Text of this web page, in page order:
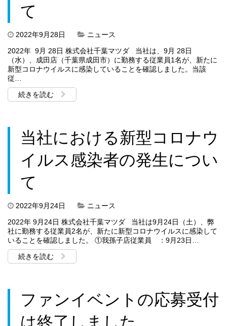
て
2022年9月28日
ニュース
2022年 9月 28日 株式会社千葉マツダ 当社は、9月 28日
（水）、成田店（千葉県成田市）に勤務する従業員1名が、新たに
新型コロナウイルスに感染していることを確認しました。当該
従…
続きを読む
当社における新型コロナウ
イルス感染者の発生につい
て
2022年9月24日
ニュース
2022年 9月24日 株式会社千葉マツダ 当社は9月24日（土）、弊
社に勤務する従業員2名が、新たに新型コロナウイルスに感染して
いることを確認しました。 ①我孫子店従業員 ：9月23日…
続きを読む
ファンイベントの応募受付
は終了しました